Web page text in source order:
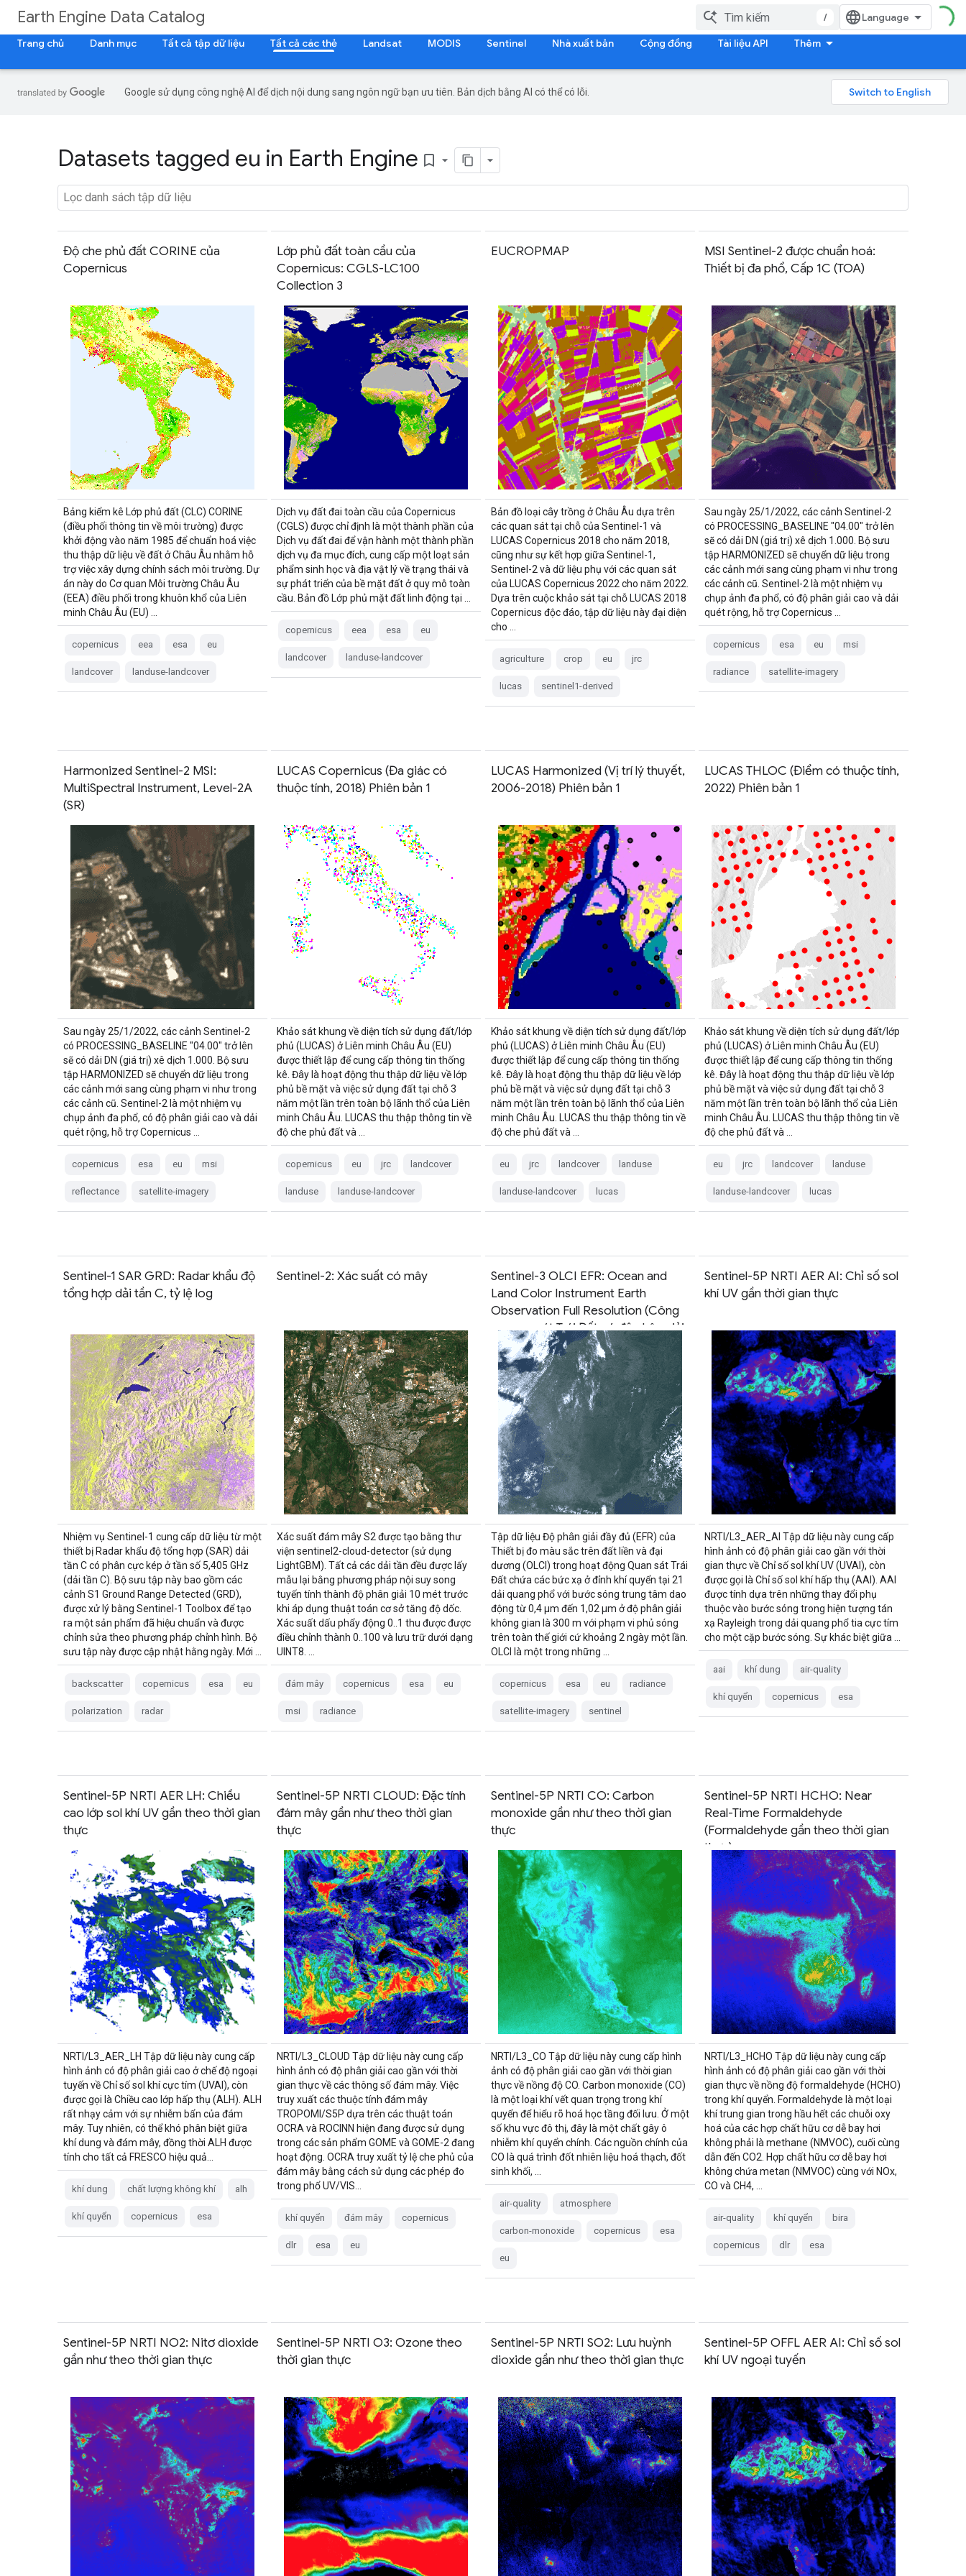
Earth Engine Data Catalog
/
Trang chủ
Danh mục Tất cả tập dữ liệu Tất cả các thẻ Landsat MODIS Sentinel Nhà xuất bản Cộng đồng Tài liệu API Thêm
Google sử dụng công nghệ AI để dịch nội dung sang ngôn ngữ bạn ưu tiên. Bản dịch bằng AI có thể có lỗi.
Datasets tagged eu in Earth Engine bookmark_border
Độ che phủ đất CORINE của
Copernicus
Bảng kiểm kê Lớp phủ đất (CLC) CORINE
(điều phối thông tin về môi trường) được
khởi động vào năm 1985 để chuẩn hoá việc
thu thập dữ liệu về đất ở Châu Âu nhằm hỗ
trợ việc xây dựng chính sách môi trường. Dự
án này do Cơ quan Môi trường Châu Âu
(EEA) điều phối trong khuôn khổ của Liên
minh Châu Âu (EU) …
copernicus eea esa eu
landcover landuse-landcover
Lớp phủ đất toàn cầu của
Copernicus: CGLS-LC100
Collection 3
Dịch vụ đất đai toàn cầu của Copernicus
(CGLS) được chỉ định là một thành phần của
Dịch vụ đất đai để vận hành một thành phần
dịch vụ đa mục đích, cung cấp một loạt sản
phẩm sinh học và địa vật lý về trạng thái và
sự phát triển của bề mặt đất ở quy mô toàn
cầu. Bản đồ Lớp phủ mặt đất linh động tại …
copernicus eea esa eu
landcover landuse-landcover
EUCROPMAP
Bản đồ loại cây trồng ở Châu Âu dựa trên
các quan sát tại chỗ của Sentinel-1 và
LUCAS Copernicus 2018 cho năm 2018,
cũng như sự kết hợp giữa Sentinel-1,
Sentinel-2 và dữ liệu phụ với các quan sát
của LUCAS Copernicus 2022 cho năm 2022.
Dựa trên cuộc khảo sát tại chỗ LUCAS 2018
Copernicus độc đáo, tập dữ liệu này đại diện
cho …
agriculture crop eu jrc
lucas sentinel1-derived
MSI Sentinel-2 được chuẩn hoá:
Thiết bị đa phổ, Cấp 1C (TOA)
Sau ngày 25/1/2022, các cảnh Sentinel-2
có PROCESSING_BASELINE "04.00" trở lên
sẽ có dải DN (giá trị) xê dịch 1.000. Bộ sưu
tập HARMONIZED sẽ chuyển dữ liệu trong
các cảnh mới sang cùng phạm vi như trong
các cảnh cũ. Sentinel-2 là một nhiệm vụ
chụp ảnh đa phổ, có độ phân giải cao và dải
quét rộng, hỗ trợ Copernicus …
copernicus esa eu msi
radiance satellite-imagery
Harmonized Sentinel-2 MSI:
MultiSpectral Instrument, Level-2A
(SR)
Sau ngày 25/1/2022, các cảnh Sentinel-2
có PROCESSING_BASELINE "04.00" trở lên
sẽ có dải DN (giá trị) xê dịch 1.000. Bộ sưu
tập HARMONIZED sẽ chuyển dữ liệu trong
các cảnh mới sang cùng phạm vi như trong
các cảnh cũ. Sentinel-2 là một nhiệm vụ
chụp ảnh đa phổ, có độ phân giải cao và dải
quét rộng, hỗ trợ Copernicus …
copernicus esa eu msi
reflectance satellite-imagery
LUCAS Copernicus (Đa giác có
thuộc tính, 2018) Phiên bản 1
Khảo sát khung về diện tích sử dụng đất/lớp
phủ (LUCAS) ở Liên minh Châu Âu (EU)
được thiết lập để cung cấp thông tin thống
kê. Đây là hoạt động thu thập dữ liệu về lớp
phủ bề mặt và việc sử dụng đất tại chỗ 3
năm một lần trên toàn bộ lãnh thổ của Liên
minh Châu Âu. LUCAS thu thập thông tin về
độ che phủ đất và …
copernicus eu jrc landcover
landuse landuse-landcover
LUCAS Harmonized (Vị trí lý thuyết,
2006-2018) Phiên bản 1
Khảo sát khung về diện tích sử dụng đất/lớp
phủ (LUCAS) ở Liên minh Châu Âu (EU)
được thiết lập để cung cấp thông tin thống
kê. Đây là hoạt động thu thập dữ liệu về lớp
phủ bề mặt và việc sử dụng đất tại chỗ 3
năm một lần trên toàn bộ lãnh thổ của Liên
minh Châu Âu. LUCAS thu thập thông tin về
độ che phủ đất và …
eu jrc landcover landuse
landuse-landcover lucas
LUCAS THLOC (Điểm có thuộc tính,
2022) Phiên bản 1
Khảo sát khung về diện tích sử dụng đất/lớp
phủ (LUCAS) ở Liên minh Châu Âu (EU)
được thiết lập để cung cấp thông tin thống
kê. Đây là hoạt động thu thập dữ liệu về lớp
phủ bề mặt và việc sử dụng đất tại chỗ 3
năm một lần trên toàn bộ lãnh thổ của Liên
minh Châu Âu. LUCAS thu thập thông tin về
độ che phủ đất và …
eu jrc landcover landuse
landuse-landcover lucas
Sentinel-1 SAR GRD: Radar khẩu độ
tổng hợp dải tần C, tỷ lệ log
Nhiệm vụ Sentinel-1 cung cấp dữ liệu từ một
thiết bị Radar khẩu độ tổng hợp (SAR) dải
tần C có phân cực kép ở tần số 5,405 GHz
(dải tần C). Bộ sưu tập này bao gồm các
cảnh S1 Ground Range Detected (GRD),
được xử lý bằng Sentinel-1 Toolbox để tạo
ra một sản phẩm đã hiệu chuẩn và được
chỉnh sửa theo phương pháp chỉnh hình. Bộ
sưu tập này được cập nhật hằng ngày. Mới …
backscatter copernicus esa eu
polarization radar
Sentinel-2: Xác suất có mây
Xác suất đám mây S2 được tạo bằng thư
viện sentinel2-cloud-detector (sử dụng
LightGBM). Tất cả các dải tần đều được lấy
mẫu lại bằng phương pháp nội suy song
tuyến tính thành độ phân giải 10 mét trước
khi áp dụng thuật toán cơ sở tăng độ dốc.
Xác suất dấu phẩy động 0..1 thu được được
điều chỉnh thành 0..100 và lưu trữ dưới dạng
UINT8. …
đám mây copernicus esa eu
msi radiance
Sentinel-3 OLCI EFR: Ocean and
Land Color Instrument Earth
Observation Full Resolution (Công
cụ quan sát Trái Đất có độ phân giải
cao về màu sắc của đại dương và
đất liền)
Tập dữ liệu Độ phân giải đầy đủ (EFR) của
Thiết bị đo màu sắc trên đất liền và đại
dương (OLCI) trong hoạt động Quan sát Trái
Đất chứa các bức xạ ở đỉnh khí quyển tại 21
dải quang phổ với bước sóng trung tâm dao
động từ 0,4 µm đến 1,02 µm ở độ phân giải
không gian là 300 m với phạm vi phủ sóng
trên toàn thế giới cứ khoảng 2 ngày một lần.
OLCI là một trong những …
copernicus esa eu radiance
satellite-imagery sentinel
Sentinel-5P NRTI AER AI: Chỉ số sol
khí UV gần thời gian thực
NRTI/L3_AER_AI Tập dữ liệu này cung cấp
hình ảnh có độ phân giải cao gần với thời
gian thực về Chỉ số sol khí UV (UVAI), còn
được gọi là Chỉ số sol khí hấp thụ (AAI). AAI
được tính dựa trên những thay đổi phụ
thuộc vào bước sóng trong hiện tượng tán
xạ Rayleigh trong dải quang phổ tia cực tím
cho một cặp bước sóng. Sự khác biệt giữa …
aai khí dung air-quality
khí quyển copernicus esa
Sentinel-5P NRTI AER LH: Chiều
cao lớp sol khí UV gần theo thời gian
thực
NRTI/L3_AER_LH Tập dữ liệu này cung cấp
hình ảnh có độ phân giải cao ở chế độ ngoại
tuyến về Chỉ số sol khí cực tím (UVAI), còn
được gọi là Chiều cao lớp hấp thụ (ALH). ALH
rất nhạy cảm với sự nhiễm bẩn của đám
mây. Tuy nhiên, có thể khó phân biệt giữa
khí dung và đám mây, đồng thời ALH được
tính cho tất cả FRESCO hiệu quả…
khí dung chất lượng không khí alh
khí quyển copernicus esa
Sentinel-5P NRTI CLOUD: Đặc tính
đám mây gần như theo thời gian
thực
NRTI/L3_CLOUD Tập dữ liệu này cung cấp
hình ảnh có độ phân giải cao gần với thời
gian thực về các thông số đám mây. Việc
truy xuất các thuộc tính đám mây
TROPOMI/S5P dựa trên các thuật toán
OCRA và ROCINN hiện đang được sử dụng
trong các sản phẩm GOME và GOME-2 đang
hoạt động. OCRA truy xuất tỷ lệ che phủ của
đám mây bằng cách sử dụng các phép đo
trong phổ UV/VIS…
khí quyển đám mây copernicus
dlr esa eu
Sentinel-5P NRTI CO: Carbon
monoxide gần như theo thời gian
thực
NRTI/L3_CO Tập dữ liệu này cung cấp hình
ảnh có độ phân giải cao gần với thời gian
thực về nồng độ CO. Carbon monoxide (CO)
là một loại khí vết quan trọng trong khí
quyển để hiểu rõ hoá học tầng đối lưu. Ở một
số khu vực đô thị, đây là một chất gây ô
nhiễm khí quyển chính. Các nguồn chính của
CO là quá trình đốt nhiên liệu hoá thạch, đốt
sinh khối, …
air-quality atmosphere
carbon-monoxide copernicus esa
eu
Sentinel-5P NRTI HCHO: Near
Real-Time Formaldehyde
(Formaldehyde gần theo thời gian
thực)
NRTI/L3_HCHO Tập dữ liệu này cung cấp
hình ảnh có độ phân giải cao gần với thời
gian thực về nồng độ formaldehyde (HCHO)
trong khí quyển. Formaldehyde là một loại
khí trung gian trong hầu hết các chuỗi oxy
hoá của các hợp chất hữu cơ dễ bay hơi
không phải là methane (NMVOC), cuối cùng
dẫn đến CO2. Hợp chất hữu cơ dễ bay hơi
không chứa metan (NMVOC) cùng với NOx,
CO và CH4, …
air-quality khí quyển bira
copernicus dlr esa
Sentinel-5P NRTI NO2: Nitơ dioxide
gần như theo thời gian thực
Sentinel-5P NRTI O3: Ozone theo
thời gian thực
Sentinel-5P NRTI SO2: Lưu huỳnh
dioxide gần như theo thời gian thực
Sentinel-5P OFFL AER AI: Chỉ số sol
khí UV ngoại tuyến